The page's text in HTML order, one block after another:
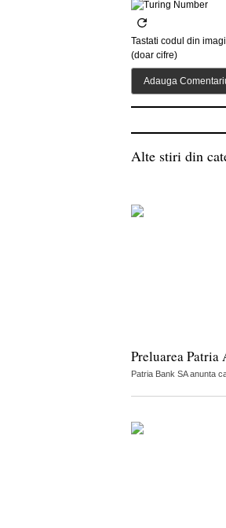
Tastati codul din
(doar cifre)
Alte stiri din
Preluarea Patria
Patria Bank SA anunta